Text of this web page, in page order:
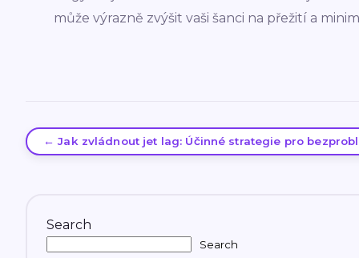
může výrazně zvýšit vaši šanci na přežití a
← Jak zvládnout jet lag: Účinné strategie pro
Search
Search